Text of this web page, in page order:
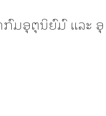
ມອຸຕຸນິຍົມົ ແລະ ອຸ